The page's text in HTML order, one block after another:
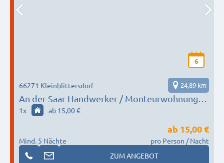
6
An der Saar Handwerker / Monteurwohnung
80 qm
66271 Kleinblittersdorf 24,89 km
1x ab 15,00 €
Mind. 5 Nächte
ab 15,00 €
pro Person / Nacht
ZUM ANGEBOT